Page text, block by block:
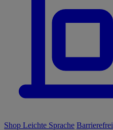
Shop Leichte Sprache Barrierefrei